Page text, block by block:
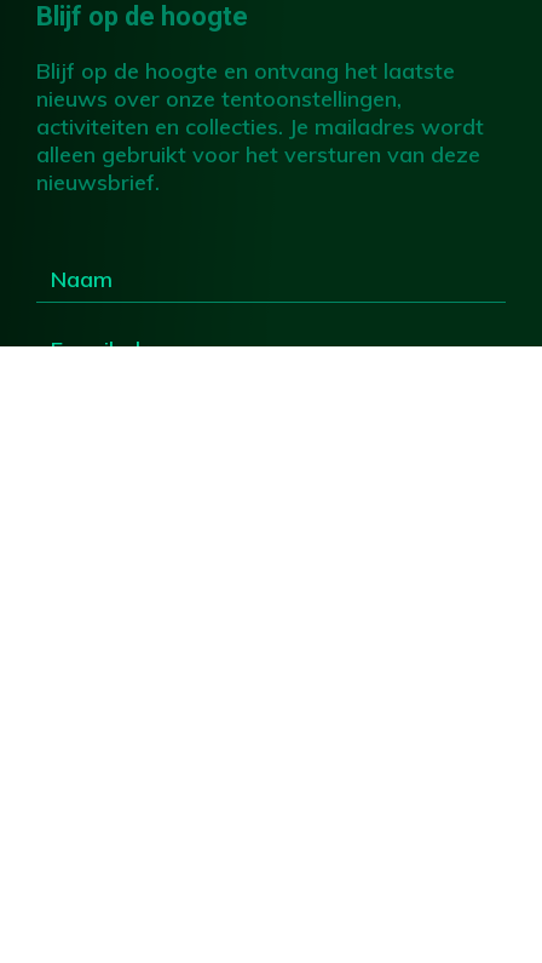
Blijf op de hoogte
Blijf op de hoogte en ontvang het laatste
nieuws over onze tentoonstellingen,
activiteiten en collecties. Je mailadres wordt
alleen gebruikt voor het versturen van deze
nieuwsbrief.